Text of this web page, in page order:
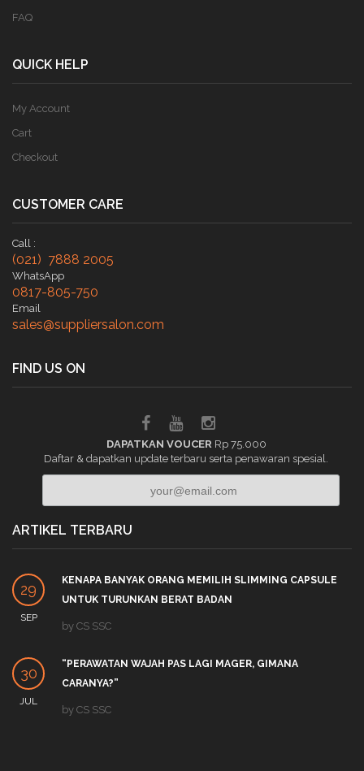
FAQ
QUICK HELP
My Account
Cart
Checkout
CUSTOMER CARE
Call :
(021) 7888 2005
WhatsApp
0817-805-750
Email
sales@suppliersalon.com
FIND US ON
DAPATKAN VOUCER Rp 75.000
Daftar & dapatkan update terbaru serta penawaran spesial.
ARTIKEL TERBARU
29
SEP
KENAPA BANYAK ORANG MEMILIH SLIMMING CAPSULE
UNTUK TURUNKAN BERAT BADAN
by CS SSC
30
JUL
“PERAWATAN WAJAH PAS LAGI MAGER, GIMANA
CARANYA?”
by CS SSC